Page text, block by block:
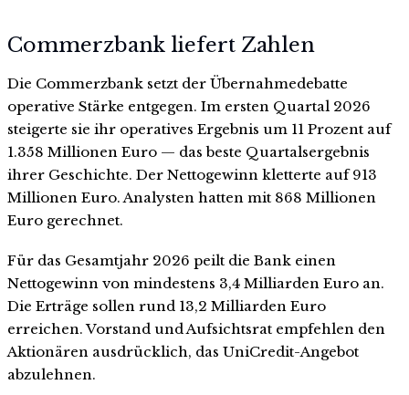
Commerzbank liefert Zahlen
Die Commerzbank setzt der Übernahmedebatte
operative Stärke entgegen. Im ersten Quartal 2026
steigerte sie ihr operatives Ergebnis um 11 Prozent auf
1.358 Millionen Euro — das beste Quartalsergebnis
ihrer Geschichte. Der Nettogewinn kletterte auf 913
Millionen Euro. Analysten hatten mit 868 Millionen
Euro gerechnet.
Für das Gesamtjahr 2026 peilt die Bank einen
Nettogewinn von mindestens 3,4 Milliarden Euro an.
Die Erträge sollen rund 13,2 Milliarden Euro
erreichen. Vorstand und Aufsichtsrat empfehlen den
Aktionären ausdrücklich, das UniCredit-Angebot
abzulehnen.